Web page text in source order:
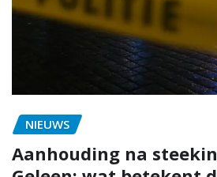
NIEUWS
Aanhouding na